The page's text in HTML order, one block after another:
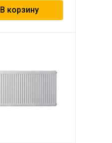
В корзину